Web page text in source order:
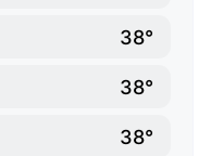
38°
38°
38°